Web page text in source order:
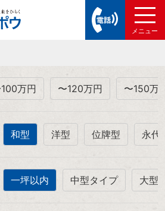
万円 〜120万円 〜150万
和型 洋型 位牌型 永代
一坪以内 中型タイプ 大型